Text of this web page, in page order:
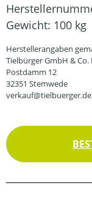
Gewicht: 100 kg
Herstellerangaben
Tielbürger GmbH & Co.
Postdamm 12
32351 Stemwede
verkauf@tielbuerger.de